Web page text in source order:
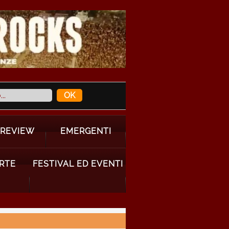
EMERGENTI
FESTIVAL ED EVENTI